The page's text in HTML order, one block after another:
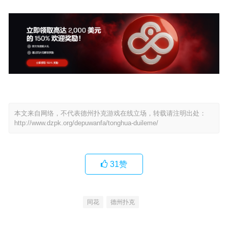
本文来自网络，不代表德州扑克游戏在线立场，转载请注明出处：
http://www.dzpk.org/depuwanfa/tonghua-duileme/
31赞
同花 德州扑克